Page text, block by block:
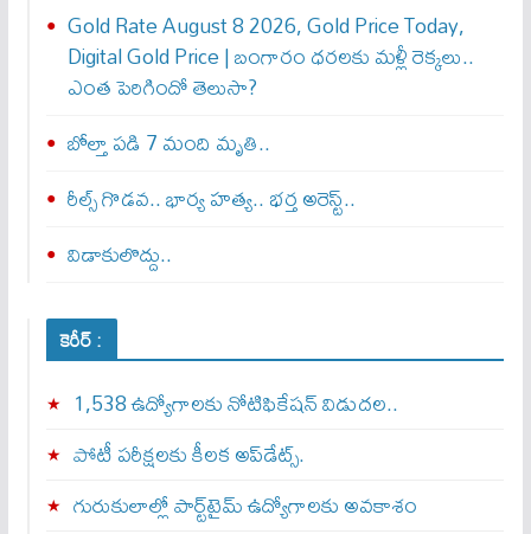
Gold Rate August 8 2026, Gold Price Today,
Digital Gold Price | బంగారం ధరలకు మళ్లీ రెక్కలు..
ఎంత పెరిగిందో తెలుసా?
బోల్తా పడి 7 మంది మృతి..
రీల్స్ గొడవ.. భార్య హత్య.. భర్త అరెస్ట్..
విడాకులొద్దు..
కెరీర్ :
1,538 ఉద్యోగాలకు నోటిఫికేషన్ విడుదల..
పోటీ పరీక్షలకు కీలక అప్‌డేట్స్.
గురుకులాల్లో పార్ట్‌టైమ్ ఉద్యోగాలకు అవకాశం